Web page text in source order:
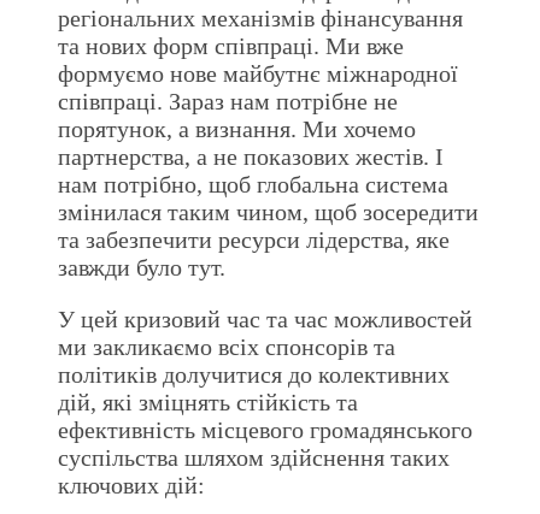
регіональних механізмів фінансування
та нових форм співпраці. Ми вже
формуємо нове майбутнє міжнародної
співпраці. Зараз нам потрібне не
порятунок, а визнання. Ми хочемо
партнерства, а не показових жестів. І
нам потрібно, щоб глобальна система
змінилася таким чином, щоб зосередити
та забезпечити ресурси лідерства, яке
завжди було тут.
У цей кризовий час та час можливостей
ми закликаємо всіх спонсорів та
політиків долучитися до колективних
дій, які зміцнять стійкість та
ефективність місцевого громадянського
суспільства шляхом здійснення таких
ключових дій: